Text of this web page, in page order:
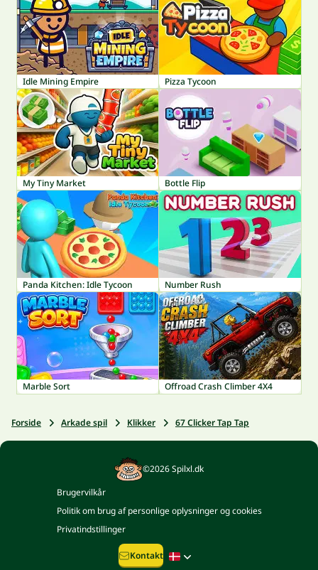
Idle Mining Empire Pizza Tycoon
My Tiny Market Bottle Flip
Panda Kitchen: Idle Tycoon Number Rush
Marble Sort Offroad Crash Climber 4X4
Forside Arkade spil Klikker 67 Clicker Tap Tap
©2026 Spilxl.dk
Brugervilkår
Politik om brug af personlige oplysninger og cookies
Privatindstillinger
Kontakt